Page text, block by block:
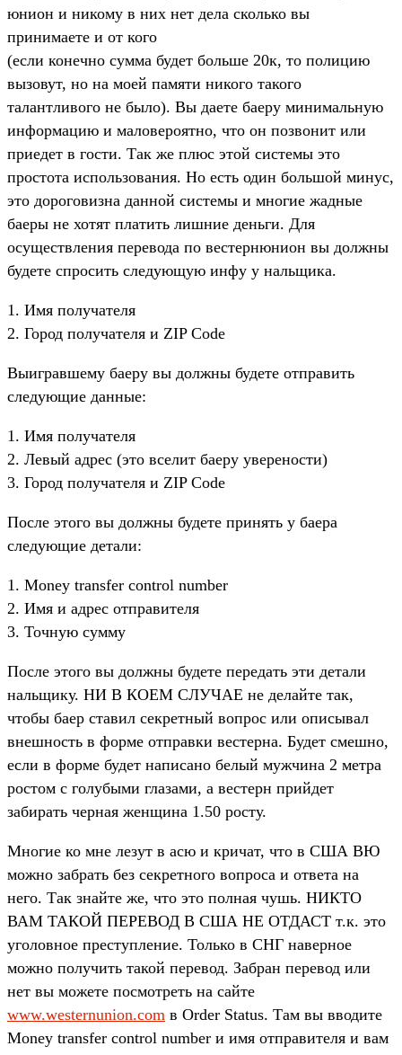
юнион и никому в них нет дела сколько вы
принимаете и от кого
(если конечно сумма будет больше 20к, то полицию
вызовут, но на моей памяти никого такого
талантливого не было). Вы даете баеру минимальную
информацию и маловероятно, что он позвонит или
приедет в гости. Так же плюс этой системы это
простота использования. Но есть один большой минус,
это дороговизна данной системы и многие жадные
баеры не хотят платить лишние деньги. Для
осуществления перевода по вестернюнион вы должны
будете спросить следующую инфу у нальщика.
1. Имя получателя
2. Город получателя и ZIP Code
Выигравшему баеру вы должны будете отправить
следующие данные:
1. Имя получателя
2. Левый адрес (это вселит баеру уверености)
3. Город получателя и ZIP Code
После этого вы должны будете принять у баера
следующие детали:
1. Money transfer control number
2. Имя и адрес отправителя
3. Точную сумму
После этого вы должны будете передать эти детали
нальщику. НИ В КОЕМ СЛУЧАЕ не делайте так,
чтобы баер ставил секретный вопрос или описывал
внешность в форме отправки вестерна. Будет смешно,
если в форме будет написано белый мужчина 2 метра
ростом с голубыми глазами, а вестерн прийдет
забирать черная женщина 1.50 росту.
Многие ко мне лезут в асю и кричат, что в США ВЮ
можно забрать без секретного вопроса и ответа на
него. Так знайте же, что это полная чушь. НИКТО
ВАМ ТАКОЙ ПЕРЕВОД В США НЕ ОТДАСТ т.к. это
уголовное преступление. Только в СНГ наверное
можно получить такой перевод. Забран перевод или
нет вы можете посмотреть на сайте
www.westernunion.com в Order Status. Там вы вводите
Money transfer control number и имя отправителя и вам